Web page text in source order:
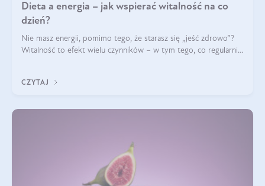
Dieta a energia – jak wspierać witalność na co
dzień?
Nie masz energii, pomimo tego, że starasz się „jeść zdrowo”?
Witalność to efekt wielu czynników – w tym tego, co regularnie
CZYTAJ